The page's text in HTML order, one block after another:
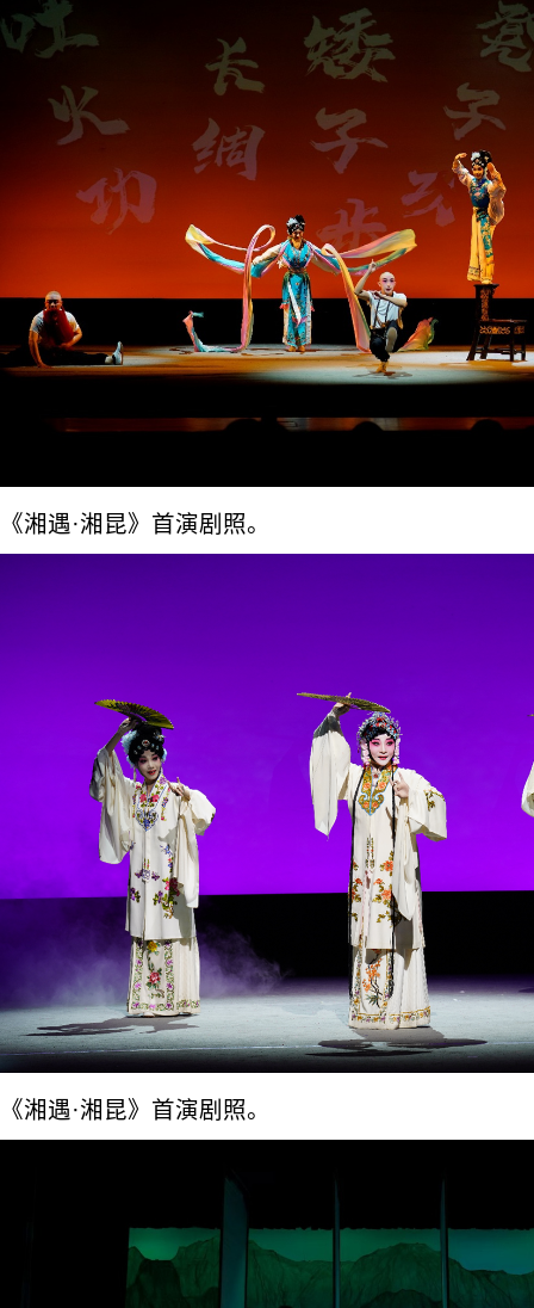
《湘遇·湘昆》首演剧照。
《湘遇·湘昆》首演剧照。